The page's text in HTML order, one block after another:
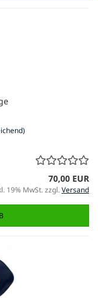
70,00 EUR
19% MwSt. zzgl.Versand